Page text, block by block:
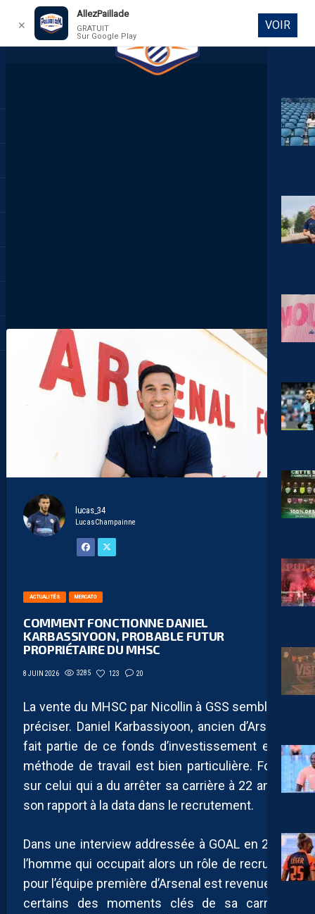
DIRECT
lucas_34
LucasChampainne
ACTUALITÉS MERCATO
COMMENT FONCTIONNE DANIEL
KARBASSIYOON, PROBABLE FUTUR
PROPRIÉTAIRE DU MHSC
8 JUIN 2026 3285 123 20
La vente du MHSC par Nicollin à GSS semble se
préciser. Daniel Karbassiyoon, ancien d’Arsenal,
fait partie de ce fonds d’investissement et sa
méthode de travail est bien particulière. Focus
sur celui qui a du arrêter sa carrière à 22 ans et
son rapport à la data dans le recrutement.
Dans une interview addressée à GOAL en 2017,
l’homme qui occupait alors un rôle de recruteur
pour l’équipe première d’Arsenal est revenue sur
certains des moments clés de sa carrière.
✕
AllezPaillade
GRATUIT
Sur Google Play
VOIR